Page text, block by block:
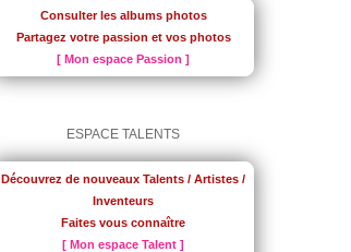
Consulter les albums photos
Partagez votre passion et vos photos
[ Mon espace Passion ]
ESPACE TALENTS
Découvrez de nouveaux Talents / Artistes /
Inventeurs
Faites vous connaître
[ Mon espace Talent ]